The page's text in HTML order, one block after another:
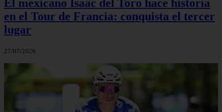
El mexicano Isaac del Toro hace historia
en el Tour de Francia: conquista el tercer
lugar
27/07/2026